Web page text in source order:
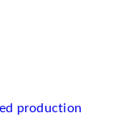
production